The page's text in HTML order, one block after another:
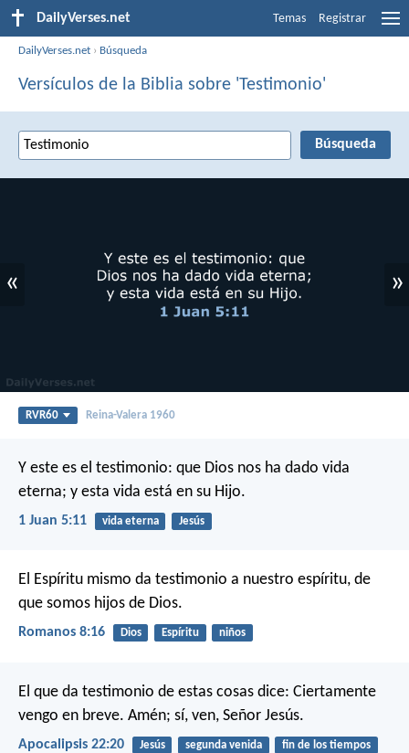
DailyVerses.net Temas Registrar
DailyVerses.net › Búsqueda
Versículos de la Biblia sobre 'Testimonio'
« »
RVR60 Reina-Valera 1960
Y este es el testimonio: que Dios nos ha dado vida
eterna; y esta vida está en su Hijo.
1 Juan 5:11 vida eterna Jesús
El Espíritu mismo da testimonio a nuestro espíritu, de
que somos hijos de Dios.
Romanos 8:16 Dios Espíritu niños
El que da testimonio de estas cosas dice: Ciertamente
vengo en breve. Amén; sí, ven, Señor Jesús.
Apocalipsis 22:20 Jesús segunda venida fin de los tiempos